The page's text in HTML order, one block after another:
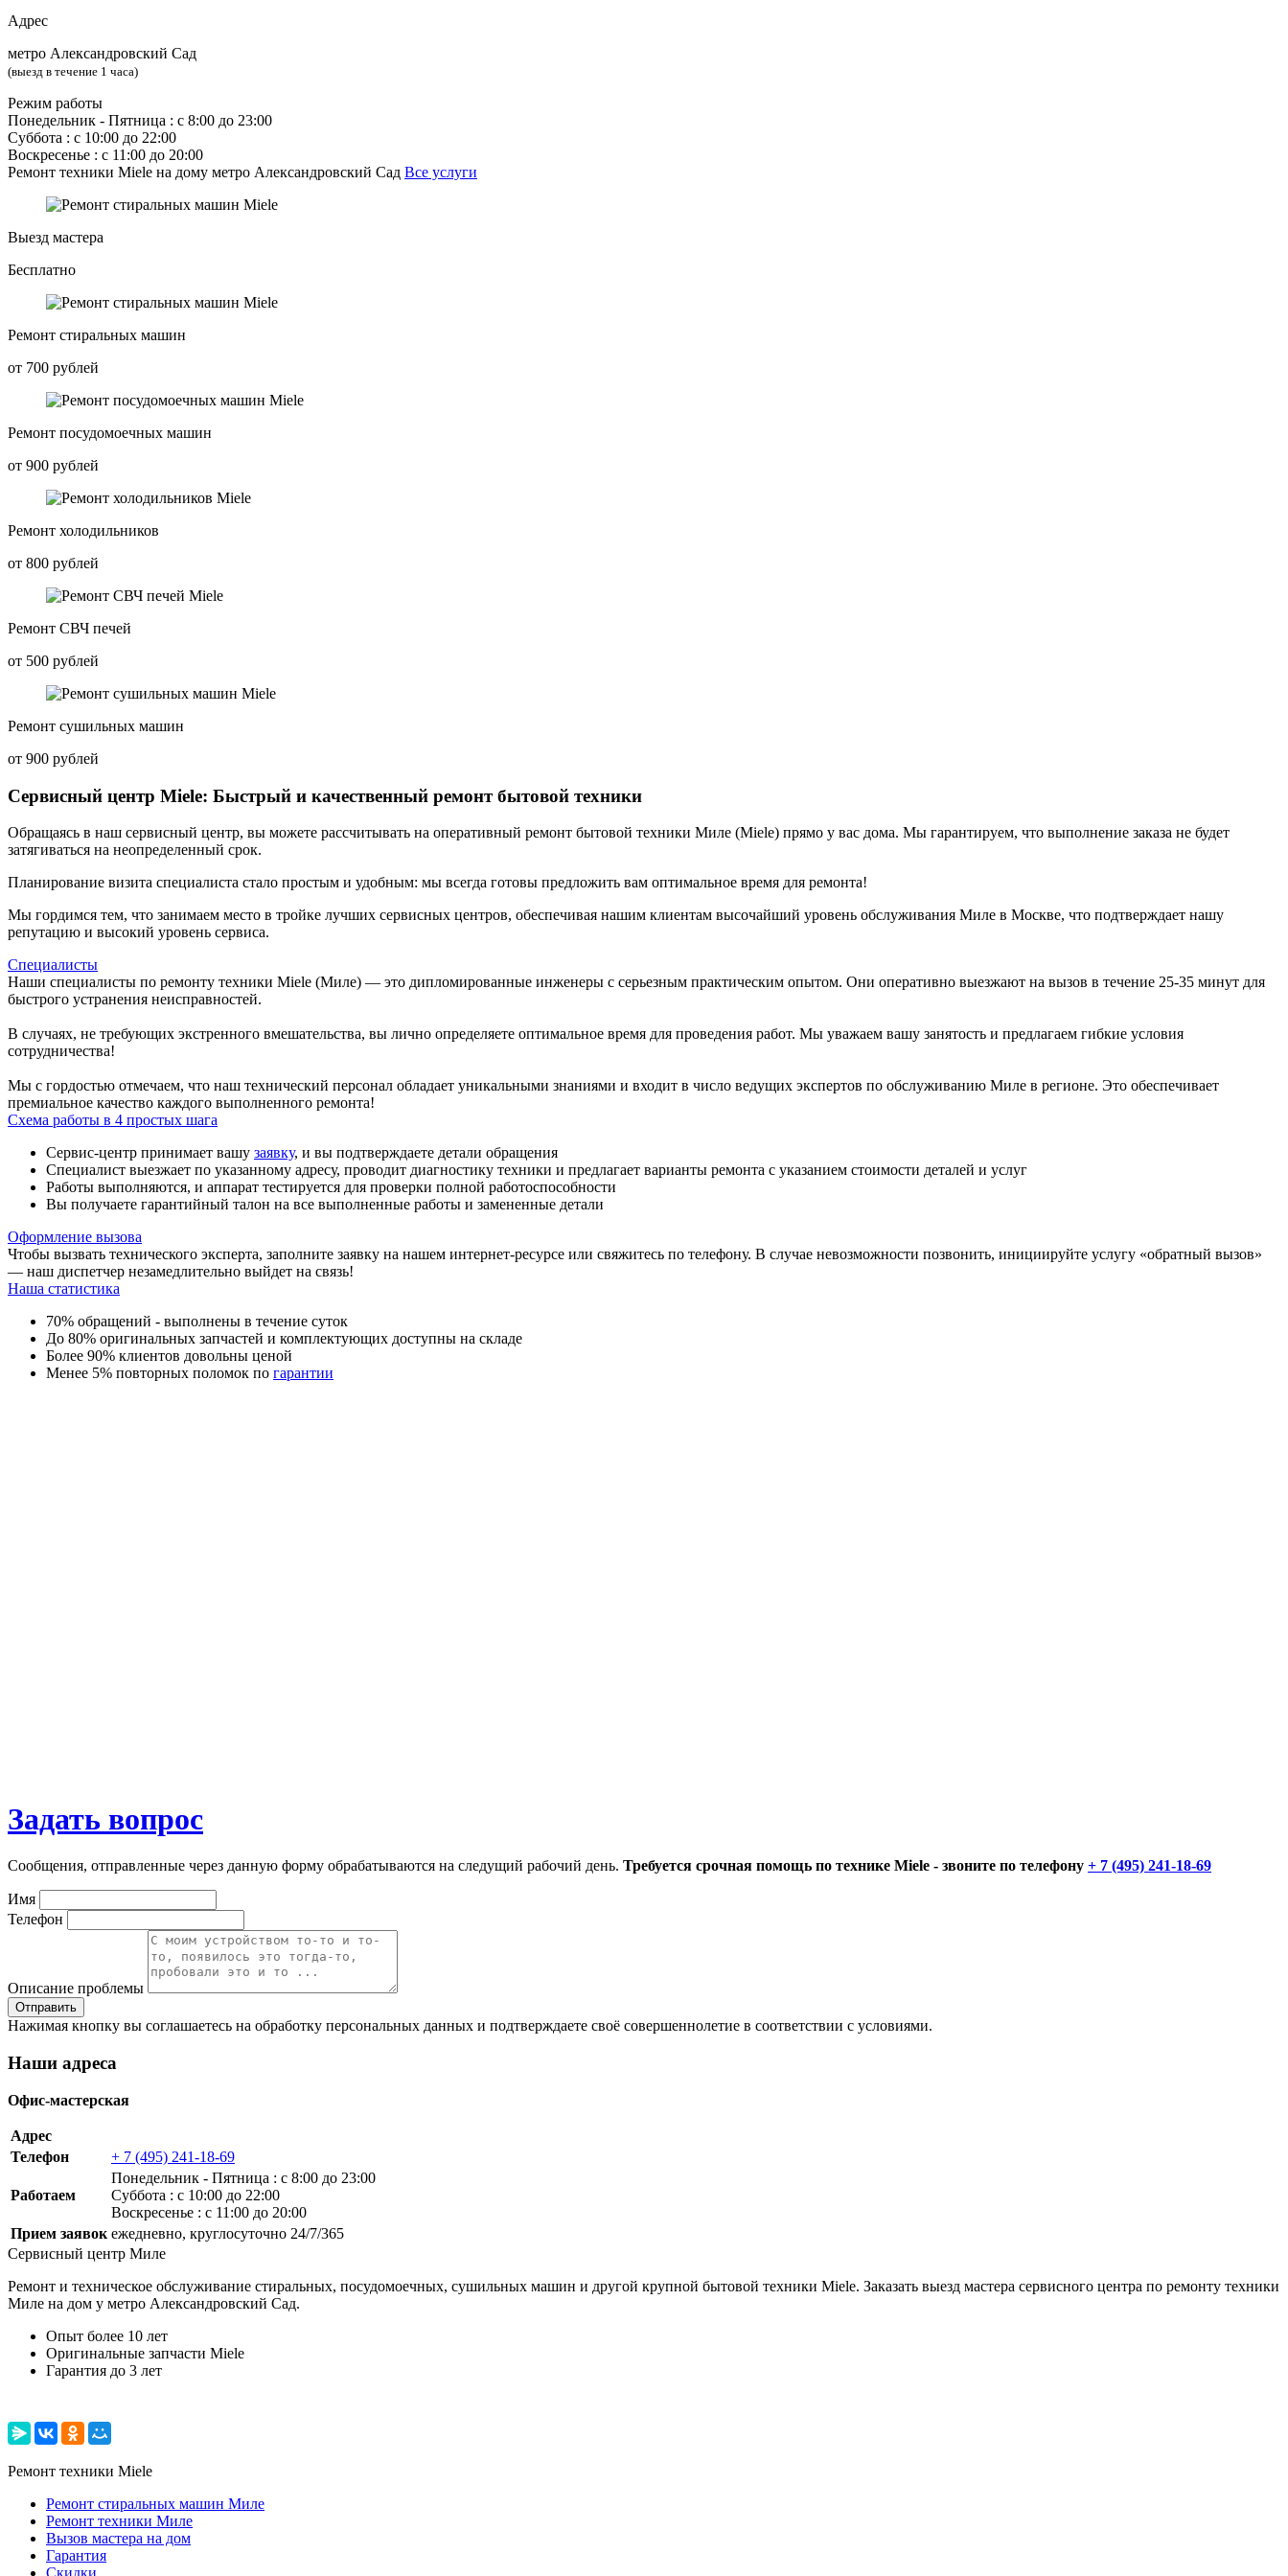
Адрес
метро Александровский Сад
(выезд в течение 1 часа)
Режим работы
Понедельник ‐ Пятница : с 8:00 до 23:00
Суббота : с 10:00 до 22:00
Воскресенье : с 11:00 до 20:00
Ремонт техники Miele на дому метро Александровский Сад Все услуги
Выезд мастера
Бесплатно
Ремонт стиральных машин
от 700 рублей
Ремонт посудомоечных машин
от 900 рублей
Ремонт холодильников
от 800 рублей
Ремонт СВЧ печей
от 500 рублей
Ремонт сушильных машин
от 900 рублей
Сервисный центр Miele: Быстрый и качественный ремонт бытовой техники
Обращаясь в наш сервисный центр, вы можете рассчитывать на оперативный ремонт бытовой техники Миле (Miele) прямо у вас дома. Мы гарантируем, что выполнение заказа не будет
затягиваться на неопределенный срок.
Планирование визита специалиста стало простым и удобным: мы всегда готовы предложить вам оптимальное время для ремонта!
Мы гордимся тем, что занимаем место в тройке лучших сервисных центров, обеспечивая нашим клиентам высочайший уровень обслуживания Миле в Москве, что подтверждает нашу
репутацию и высокий уровень сервиса.
Специалисты
Наши специалисты по ремонту техники Miele (Миле) — это дипломированные инженеры с серьезным практическим опытом. Они оперативно выезжают на вызов в течение 25-35 минут для
быстрого устранения неисправностей.
В случаях, не требующих экстренного вмешательства, вы лично определяете оптимальное время для проведения работ. Мы уважаем вашу занятость и предлагаем гибкие условия
сотрудничества!
Мы с гордостью отмечаем, что наш технический персонал обладает уникальными знаниями и входит в число ведущих экспертов по обслуживанию Миле в регионе. Это обеспечивает
премиальное качество каждого выполненного ремонта!
Схема работы в 4 простых шага
Сервис-центр принимает вашу заявку, и вы подтверждаете детали обращения
Специалист выезжает по указанному адресу, проводит диагностику техники и предлагает варианты ремонта с указанием стоимости деталей и услуг
Работы выполняются, и аппарат тестируется для проверки полной работоспособности
Вы получаете гарантийный талон на все выполненные работы и замененные детали
Оформление вызова
Чтобы вызвать технического эксперта, заполните заявку на нашем интернет-ресурсе или свяжитесь по телефону. В случае невозможности позвонить, инициируйте услугу «обратный вызов»
— наш диспетчер незамедлительно выйдет на связь!
Наша статистика
70% обращений - выполнены в течение суток
До 80% оригинальных запчастей и комплектующих доступны на складе
Более 90% клиентов довольны ценой
Менее 5% повторных поломок по гарантии
Задать вопрос
Сообщения, отправленные через данную форму обрабатываются на следущий рабочий день. Требуется срочная помощь по технике Miele - звоните по телефону + 7 (495) 241-18-69
Имя
Телефон
Описание проблемы
Нажимая кнопку вы соглашаетесь на обработку персональных данных и подтверждаете своё совершеннолетие в соответствии с условиями.
Наши адреса
Офис-мастерская
Адрес
Телефон
+ 7 (495) 241-18-69
Работаем
Понедельник ‐ Пятница : с 8:00 до 23:00
Суббота : с 10:00 до 22:00
Воскресенье : с 11:00 до 20:00
Прием заявок ежедневно, круглосуточно 24/7/365
Сервисный центр Миле
Ремонт и техническое обслуживание стиральных, посудомоечных, сушильных машин и другой крупной бытовой техники Miele. Заказать выезд мастера сервисного центра по ремонту техники
Миле на дом у метро Александровский Сад.
Опыт более 10 лет
Оригинальные запчасти Miele
Гарантия до 3 лет
Ремонт техники Miele
Ремонт стиральных машин Миле
Ремонт техники Миле
Вызов мастера на дом
Гарантия
Скидки